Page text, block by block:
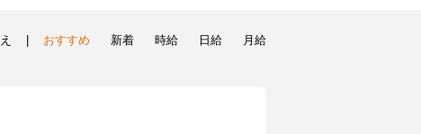
おすすめ 新着 時給 日給 月給